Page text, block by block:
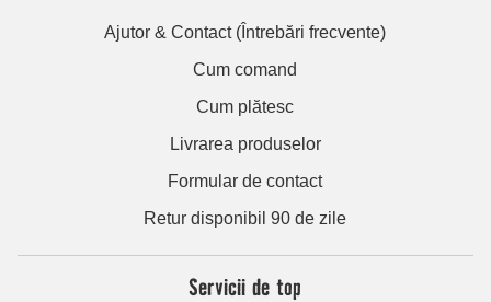
Ajutor & Contact (Întrebări frecvente)
Cum comand
Cum plătesc
Livrarea produselor
Formular de contact
Retur disponibil 90 de zile
Servicii de top